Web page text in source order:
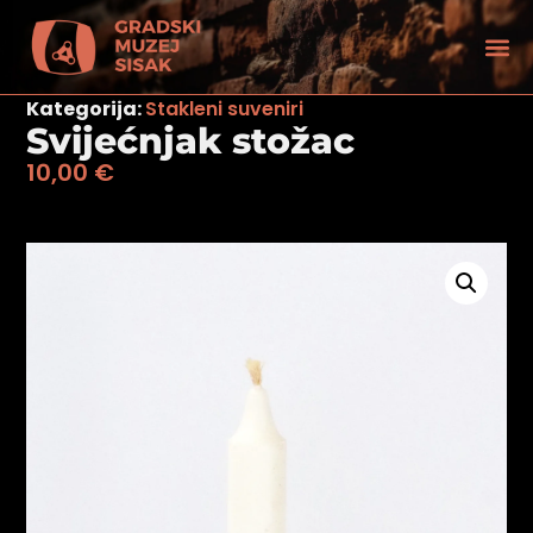
Kategorija:Stakleni suveniri
Svijećnjak stožac
10,00 €